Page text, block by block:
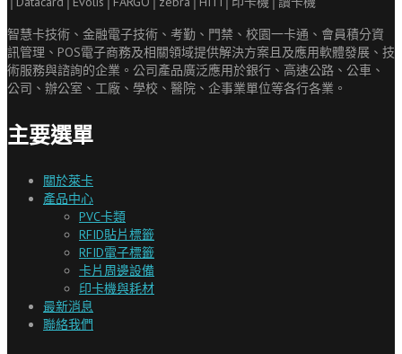
智慧卡技術、金融電子技術、考勤、門禁、校園一卡通、會員積分資
訊管理、 POS電子商務及相關領域提供解決方案且及應用軟體發展、技
術服務與諮詢的企業。公司產品廣泛應用於銀行、高速公路、公車、
公司、辦公室、工廠、學校、醫院、企事業單位等各行各業。
主要選單
關於萊卡
產品中心
PVC卡類
RFID貼片標籤
RFID電子標籤
卡片周邊設備
印卡機與耗材
最新消息
聯絡我們